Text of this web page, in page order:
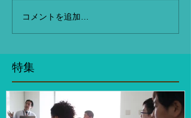
コメントを追加…
特集